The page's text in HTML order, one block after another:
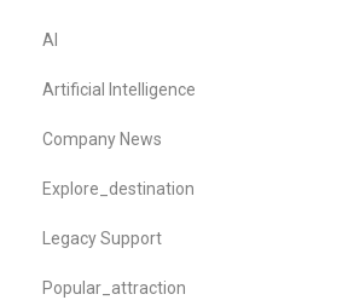
AI
Artificial Intelligence
Company News
Explore_destination
Legacy Support
Popular_attraction